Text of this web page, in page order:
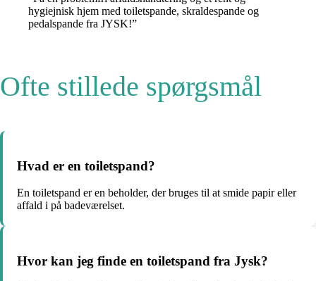
hygiejnisk hjem med toiletspande, skraldespande og
pedalspande fra JYSK!”
Ofte stillede spørgsmål
Hvad er en toiletspand?
En toiletspand er en beholder, der bruges til at smide papir eller
affald i på badeværelset.
Hvor kan jeg finde en toiletspand fra Jysk?